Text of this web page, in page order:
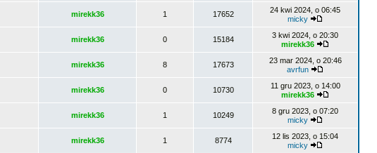
mirekk36 1 17652
24 kwi 2024, o 06:45
micky
mirekk36 0 15184
3 kwi 2024, o 20:30
mirekk36
mirekk36 8 17673
23 mar 2024, o 20:46
avrfun
mirekk36 0 10730
11 gru 2023, o 14:00
mirekk36
mirekk36 1 10249
8 gru 2023, o 07:20
micky
mirekk36 1 8774
12 lis 2023, o 15:04
micky